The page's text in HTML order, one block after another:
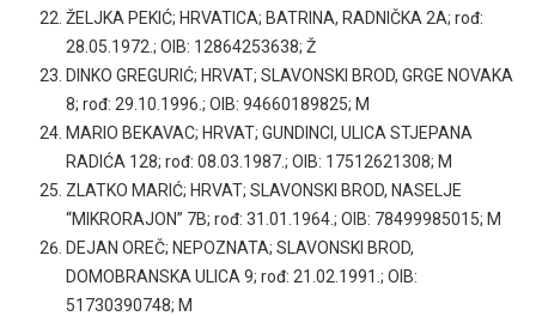
ŽELJKA PEKIĆ; HRVATICA; BATRINA, RADNIČKA 2A; rođ:
28.05.1972.; OIB: 12864253638; Ž
DINKO GREGURIĆ; HRVAT; SLAVONSKI BROD, GRGE NOVAKA
8; rođ: 29.10.1996.; OIB: 94660189825; M
MARIO BEKAVAC; HRVAT; GUNDINCI, ULICA STJEPANA
RADIĆA 128; rođ: 08.03.1987.; OIB: 17512621308; M
ZLATKO MARIĆ; HRVAT; SLAVONSKI BROD, NASELJE
“MIKRORAJON” 7B; rođ: 31.01.1964.; OIB: 78499985015; M
DEJAN OREČ; NEPOZNATA; SLAVONSKI BROD,
DOMOBRANSKA ULICA 9; rođ: 21.02.1991.; OIB:
51730390748; M